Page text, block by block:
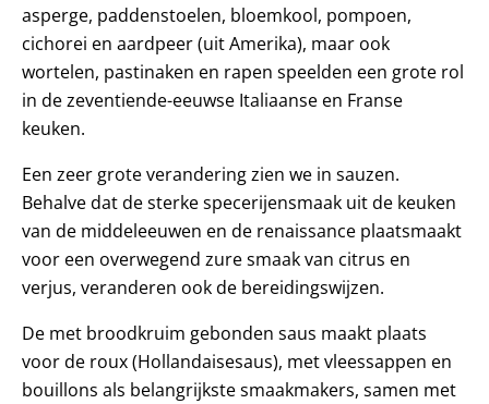
asperge, paddenstoelen, bloemkool, pompoen,
cichorei en aardpeer (uit Amerika), maar ook
wortelen, pastinaken en rapen speelden een grote rol
in de zeventiende-eeuwse Italiaanse en Franse
keuken.
Een zeer grote verandering zien we in sauzen.
Behalve dat de sterke specerijensmaak uit de keuken
van de middeleeuwen en de renaissance plaatsmaakt
voor een overwegend zure smaak van citrus en
verjus, veranderen ook de bereidingswijzen.
De met broodkruim gebonden saus maakt plaats
voor de roux (Hollandaisesaus), met vleessappen en
bouillons als belangrijkste smaakmakers, samen met